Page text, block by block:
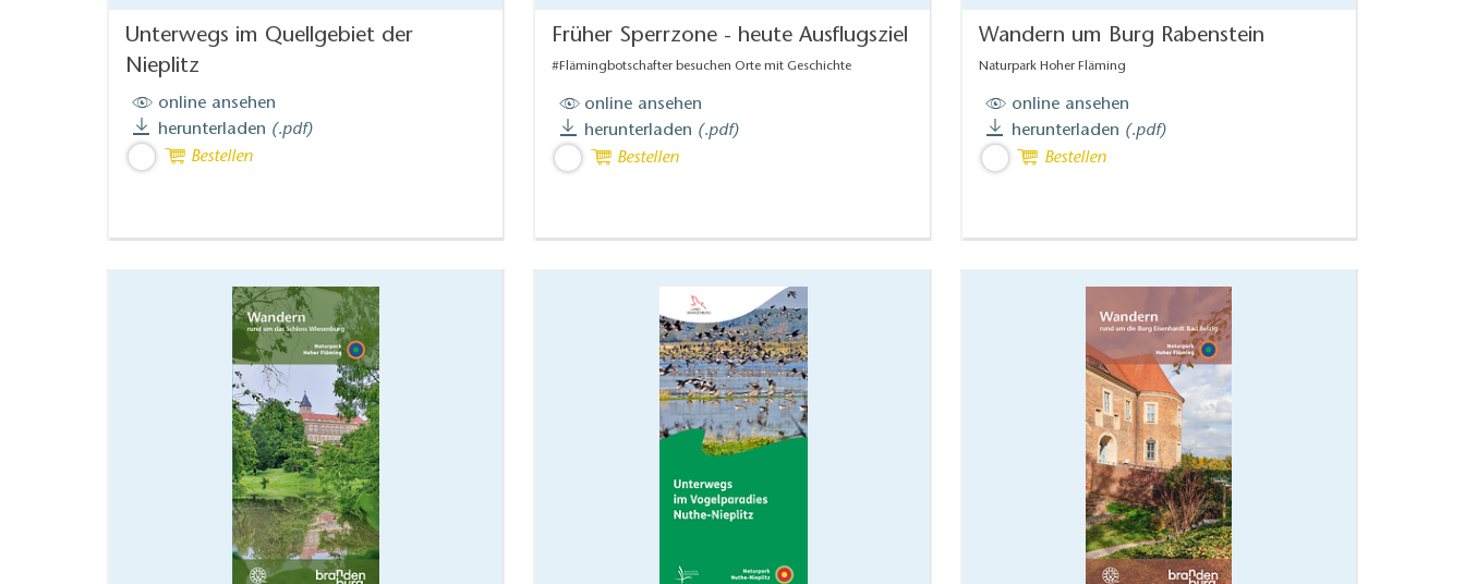
Unterwegs im Quellgebiet der
Nieplitz
online ansehen
herunterladen (.pdf)
Bestellen
Früher Sperrzone - heute Ausflugsziel
#Flämingbotschafter besuchen Orte mit Geschichte
online ansehen
herunterladen (.pdf)
Bestellen
Wandern um Burg Rabenstein
Naturpark Hoher Fläming
online ansehen
herunterladen (.pdf)
Bestellen